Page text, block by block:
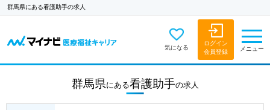
群馬県にある看護助手の求人
気になる
ログイン
会員登録
メニュー
群馬県にある看護助手の求人